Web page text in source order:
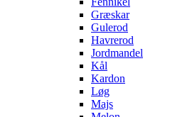
Græskar
Gulerod
Havrerod
Jordmandel
Kål
Kardon
Løg
Majs